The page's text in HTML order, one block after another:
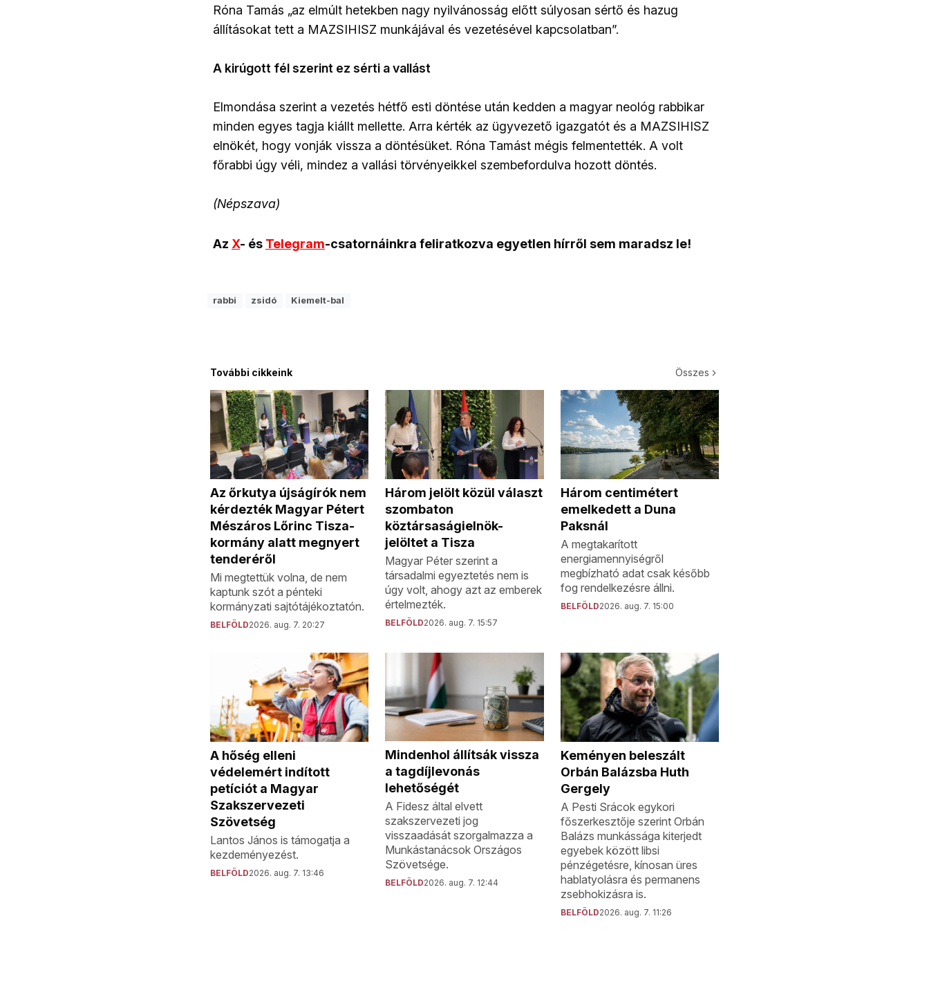
Róna Tamás „az elmúlt hetekben nagy nyilvánosság előtt súlyosan sértő és hazug
állításokat tett a MAZSIHISZ munkájával és vezetésével kapcsolatban”.
A kirúgott fél szerint ez sérti a vallást
Elmondása szerint a vezetés hétfő esti döntése után kedden a magyar neológ rabbikar
minden egyes tagja kiállt mellette. Arra kérték az ügyvezető igazgatót és a MAZSIHISZ
elnökét, hogy vonják vissza a döntésüket. Róna Tamást mégis felmentették. A volt
főrabbi úgy véli, mindez a vallási törvényeikkel szembefordulva hozott döntés.
(Népszava)
Az X- és Telegram-csatornáinkra feliratkozva egyetlen hírről sem maradsz le!
rabbi zsidó Kiemelt-bal
További cikkeink Összes
Az őrkutya újságírók nem
kérdezték Magyar Pétert
Mészáros Lőrinc Tisza-
kormány alatt megnyert
tenderéről
Mi megtettük volna, de nem
kaptunk szót a pénteki
kormányzati sajtótájékoztatón.
BELFÖLD2026. aug. 7. 20:27
Három jelölt közül választ
szombaton
köztársaságielnök-
jelöltet a Tisza
Magyar Péter szerint a
társadalmi egyeztetés nem is
úgy volt, ahogy azt az emberek
értelmezték.
BELFÖLD2026. aug. 7. 15:57
Három centimétert
emelkedett a Duna
Paksnál
A megtakarított
energiamennyiségről
megbízható adat csak később
fog rendelkezésre állni.
BELFÖLD2026. aug. 7. 15:00
A hőség elleni
védelemért indított
petíciót a Magyar
Szakszervezeti
Szövetség
Lantos János is támogatja a
kezdeményezést.
BELFÖLD2026. aug. 7. 13:46
Mindenhol állítsák vissza
a tagdíjlevonás
lehetőségét
A Fidesz által elvett
szakszervezeti jog
visszaadását szorgalmazza a
Munkástanácsok Országos
Szövetsége.
BELFÖLD2026. aug. 7. 12:44
Keményen beleszált
Orbán Balázsba Huth
Gergely
A Pesti Srácok egykori
főszerkesztője szerint Orbán
Balázs munkássága kiterjedt
egyebek között libsi
pénzégetésre, kínosan üres
hablatyolásra és permanens
zsebhokizásra is.
BELFÖLD2026. aug. 7. 11:26